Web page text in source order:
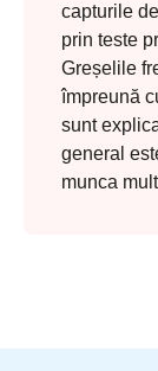
capturile
prin teste
Greșelile
împreună
sunt
general
munca